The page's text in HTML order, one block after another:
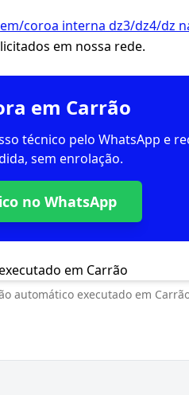
coroa interna dz3/dz4/dz
em nossa rede.
em Carrão
técnico pelo WhatsApp e
sem enrolação.
no WhatsApp
automático executado em